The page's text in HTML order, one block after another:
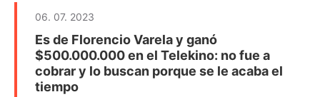
06. 07. 2023
Es de Florencio Varela y ganó
$500.000.000 en el Telekino: no fue a
cobrar y lo buscan porque se le acaba el
tiempo